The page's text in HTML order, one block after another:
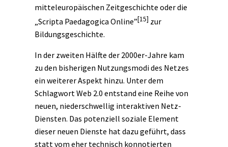
mitteleuropäischen Zeitgeschichte oder die
„Scripta Paedagogica Online”[15] zur
Bildungsgeschichte.
In der zweiten Hälfte der 2000er-Jahre kam
zu den bisherigen Nutzungsmodi des Netzes
ein weiterer Aspekt hinzu. Unter dem
Schlagwort Web 2.0 entstand eine Reihe von
neuen, niederschwellig interaktiven Netz-
Diensten. Das potenziell soziale Element
dieser neuen Dienste hat dazu geführt, dass
statt vom eher technisch konnotierten